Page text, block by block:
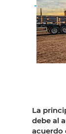
La
debe al
acuerdo